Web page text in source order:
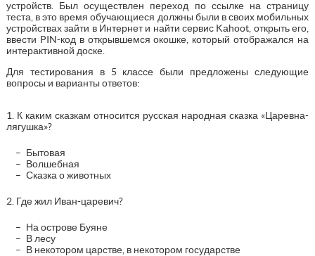
устройств. Был осуществлен переход по ссылке на страницу
теста, в это время обучающиеся должны были в своих мобильных
устройствах зайти в Интернет и найти сервис Kаhооt, открыть его,
ввести PIN-код в открывшемся окошке, который отображался на
интерактивной доске.
Для тестирования в 5 классе были предложены следующие
вопросы и варианты ответов:
1. К каким сказкам относится русская народная сказка «Царевна-
лягушка»?
Бытовая
Волшебная
Сказка о животных
2. Где жил Иван-царевич?
На острове Буяне
В лесу
В некотором царстве, в некотором государстве